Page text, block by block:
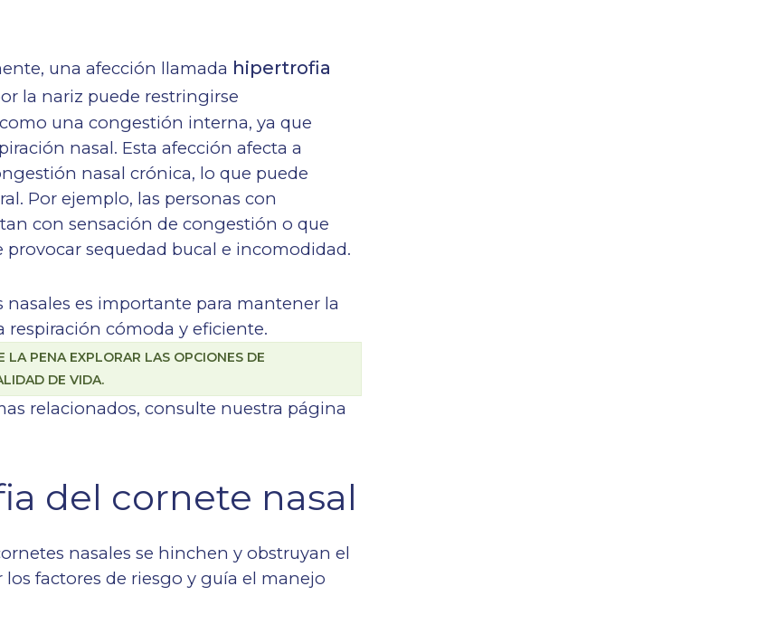
una afección llamada hipertrofia
la nariz puede restringirse
una congestión interna, ya que
nasal. Esta afección afecta a
nasal crónica, lo que puede
Por ejemplo, las personas con
con sensación de congestión o que
sequedad bucal e incomodidad.
es importante para mantener la
respiración cómoda y eficiente.
LA PENA EXPLORAR LAS OPCIONES DE
DE VIDA.
relacionados, consulte nuestra página
del cornete nasal
nasales se hinchen y obstruyan el
factores de riesgo y guía el manejo